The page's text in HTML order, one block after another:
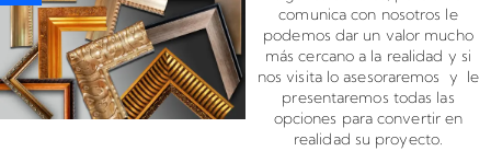
comunica con nosotros le
podemos dar un valor mucho
más cercano a la realidad y si
nos visita lo asesoraremos y le
presentaremos todas las
opciones para convertir en
realidad su proyecto.